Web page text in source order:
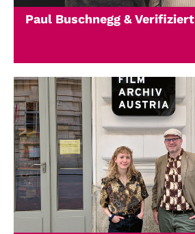
Paul Buschnegg & Verifiziert